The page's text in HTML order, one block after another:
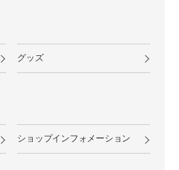
グッズ
ショップインフォメーション